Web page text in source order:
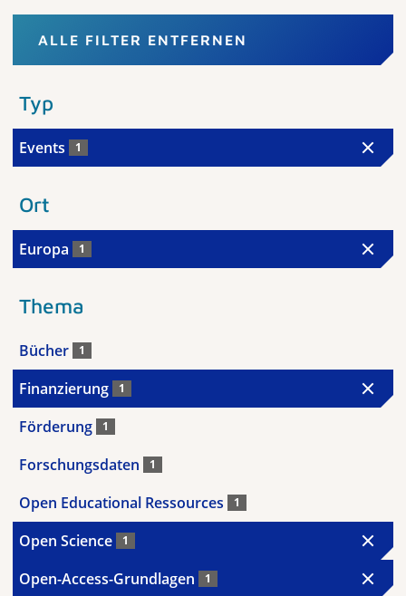
ALLE FILTER ENTFERNEN
Typ
Events 1
Ort
Europa 1
Thema
Bücher 1
Finanzierung 1
Förderung 1
Forschungsdaten 1
Open Educational Ressources 1
Open Science 1
Open-Access-Grundlagen 1